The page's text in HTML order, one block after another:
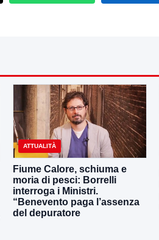
ATTUALITÀ
Fiume Calore, schiuma e
moria di pesci: Borrelli
interroga i Ministri.
“Benevento paga l’assenza
del depuratore